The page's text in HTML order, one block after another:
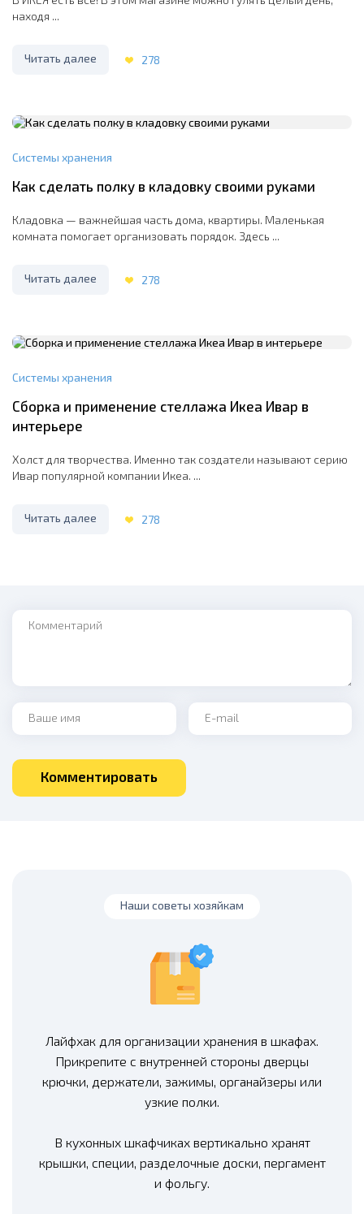
находя ...
Читать далее 278
Системы хранения
Как сделать полку в кладовку своими руками
Кладовка — важнейшая часть дома, квартиры. Маленькая
комната помогает организовать порядок. Здесь ...
Читать далее 278
Системы хранения
Сборка и применение стеллажа Икеа Ивар в
интерьере
Холст для творчества. Именно так создатели называют серию
Ивар популярной компании Икеа. ...
Читать далее 278
Комментировать
Наши советы хозяйкам
Лайфхак для организации хранения в шкафах.
Прикрепите с внутренней стороны дверцы
крючки, держатели, зажимы, органайзеры или
узкие полки.
В кухонных шкафчиках вертикально хранят
крышки, специи, разделочные доски, пергамент
и фольгу.